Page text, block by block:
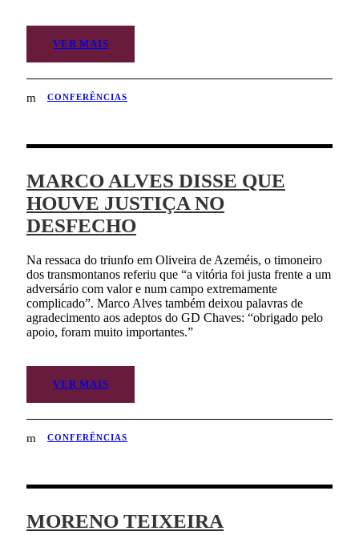
VER MAIS
CONFERÊNCIAS
MARCO ALVES DISSE QUE
HOUVE JUSTIÇA NO
DESFECHO
Na ressaca do triunfo em Oliveira de Azeméis, o timoneiro
dos transmontanos referiu que “a vitória foi justa frente a um
adversário com valor e num campo extremamente
complicado”. Marco Alves também deixou palavras de
agradecimento aos adeptos do GD Chaves: “obrigado pelo
apoio, foram muito importantes.”
VER MAIS
CONFERÊNCIAS
MORENO TEIXEIRA